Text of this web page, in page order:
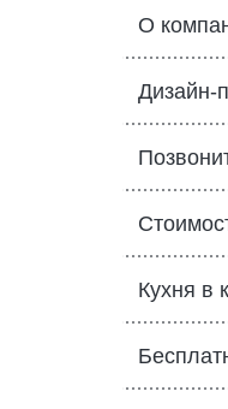
О
Дизайн-
Кухня в